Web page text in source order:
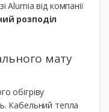
від компанії
розподіл
мату
обігріву
Кабельний тепла